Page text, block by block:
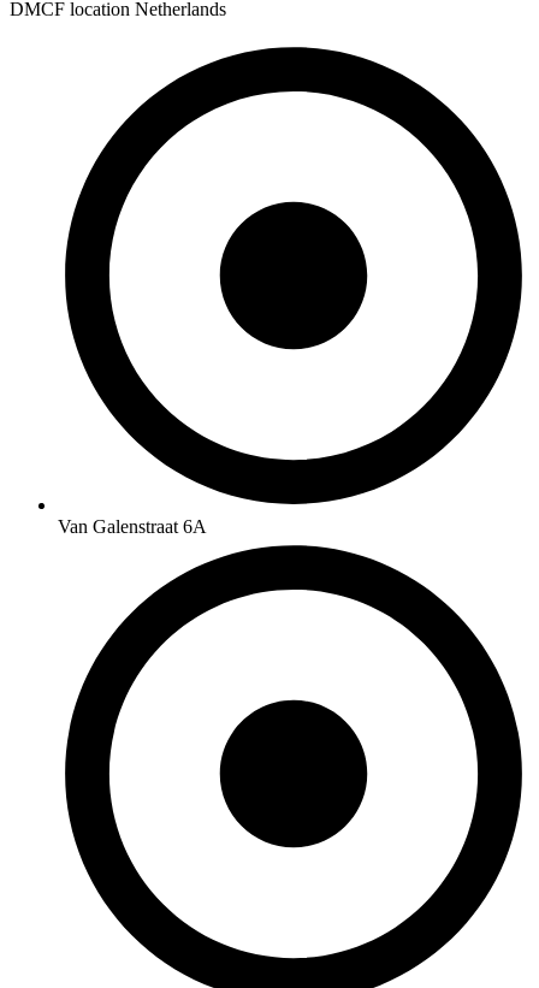
DMCF location Netherlands
Van Galenstraat 6A